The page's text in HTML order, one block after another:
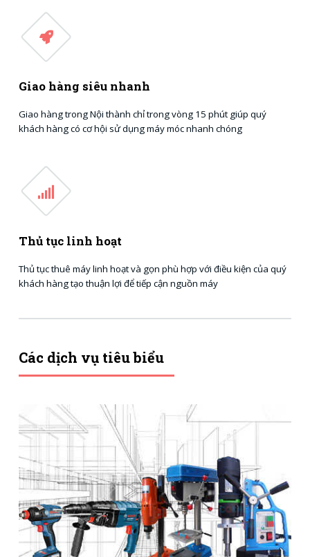
Giao hàng siêu nhanh
Giao hàng trong Nội thành chỉ trong vòng 15 phút giúp quý
khách hàng có cơ hội sử dụng máy móc nhanh chóng
Thủ tục linh hoạt
Thủ tục thuê máy linh hoạt và gọn phù hợp với điều kiện của quý
khách hàng tạo thuận lợi để tiếp cận nguồn máy
Các dịch vụ tiêu biểu